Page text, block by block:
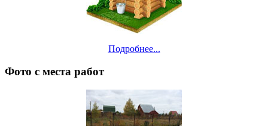
Подробнее...
Фото с места работ